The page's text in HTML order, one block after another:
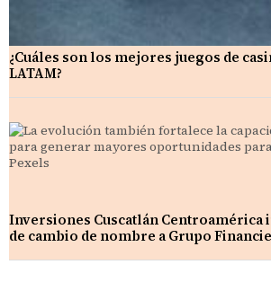
¿Cuáles son los mejores juegos de
LATAM?
Inversiones Cuscatlán Centroamérica
de cambio de nombre a Grupo